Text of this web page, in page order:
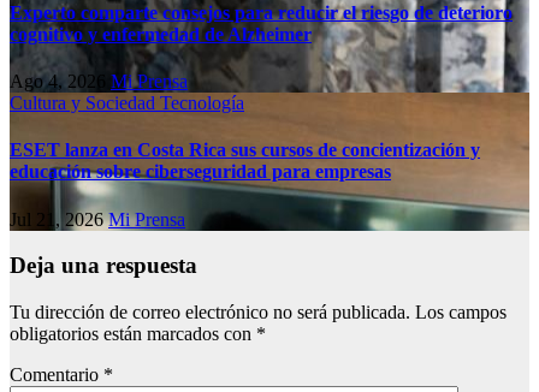
Experto comparte consejos para reducir el riesgo de deterioro
cognitivo у enfermedad de Alzheimer
Ago 4, 2026 Mi Prensa
Cultura y Sociedad Tecnología
ESET lanza en Costa Rica sus cursos de concientización y
educación sobre ciberseguridad para empresas
Jul 21, 2026Mi Prensa
Deja una respuesta
Tu dirección de correo electrónico no será publicada. Los campos
obligatorios están marcados con *
Comentario *